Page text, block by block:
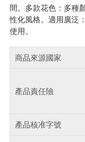
間。多款花色：多種
性化風格。適用廣泛
使用。
商品來源國家
產品責任險
產品核准字號